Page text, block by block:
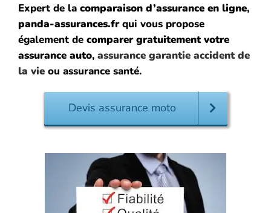
Expert de la comparaison d’assurance en ligne,
panda-assurances.frqui vous propose
également de comparer gratuitement votre
assurance auto, assurance garantie accident de
la vieou assurance santé.
Devis assurance moto